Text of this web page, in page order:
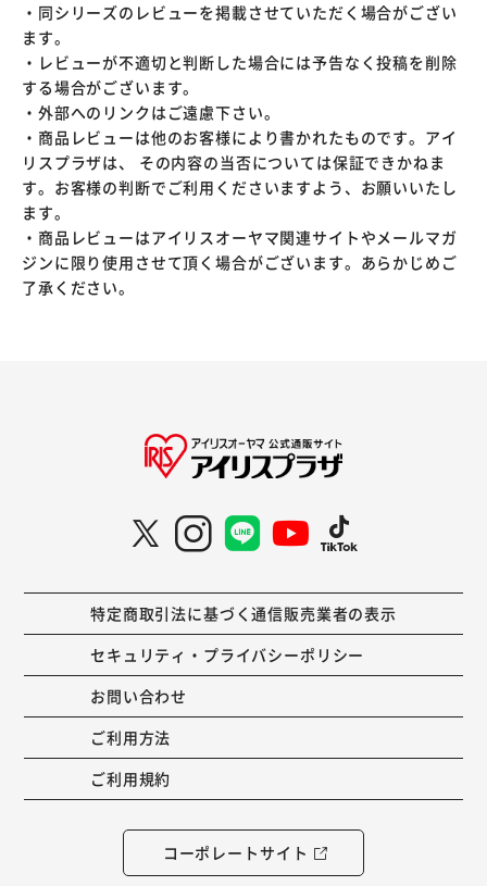
・同シリーズのレビューを掲載させていただく場合がござい
ます。
・レビューが不適切と判断した場合には予告なく投稿を削除
する場合がございます。
・外部へのリンクはご遠慮下さい。
・商品レビューは他のお客様により書かれたものです。アイ
リスプラザは、 その内容の当否については保証できかねま
す。お客様の判断でご利用くださいますよう、お願いいたし
ます。
・商品レビューはアイリスオーヤマ関連サイトやメールマガ
ジンに限り使用させて頂く場合がございます。あらかじめご
了承ください。
特定商取引法に基づく通信販売業者の表示
セキュリティ・プライバシーポリシー
お問い合わせ
ご利用方法
ご利用規約
コーポレートサイト